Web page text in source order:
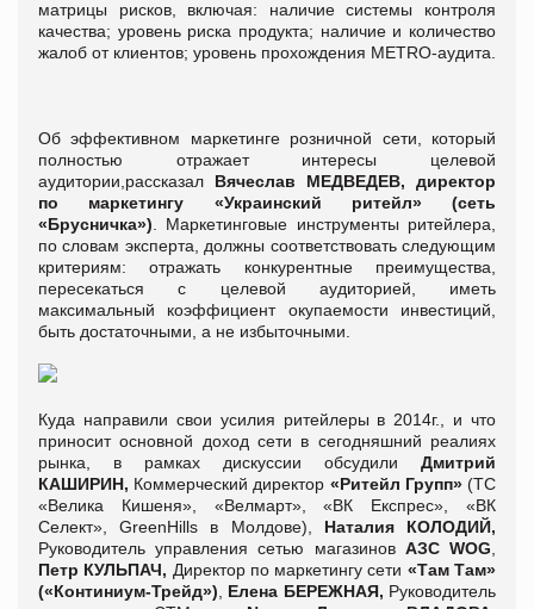
матрицы рисков, включая: наличие системы контроля
качества; уровень риска продукта; наличие и количество
жалоб от клиентов; уровень прохождения METRO-аудита.
Об эффективном маркетинге розничной сети, который
полностью отражает интересы целевой
аудитории,рассказал Вячеслав МЕДВЕДЕВ, директор
по маркетингу «Украинский ритейл» (сеть
«Брусничка») . Маркетинговые инструменты ритейлера,
по словам эксперта, должны соответствовать следующим
критериям: отражать конкурентные преимущества,
пересекаться с целевой аудиторией, иметь
максимальный коэффициент окупаемости инвестиций,
быть достаточными, а не избыточными.
Куда направили свои усилия ритейлеры в 2014г., и что
приносит основной доход сети в сегодняшний реалиях
рынка, в рамках дискуссии обсудили Дмитрий
КАШИРИН, Коммерческий директор «Ритейл Групп»(ТС
«Велика Кишеня», «Велмарт», «ВК Експрес», «ВК
Селект», GreenHills в Молдове),
Наталия КОЛОДИЙ,
Руководитель управления сетью магазинов АЗС WOG
Петр КУЛЬПАЧ, Директор по маркетингу сети «Там Там»
(«Континиум-Трейд»)
Елена БЕРЕЖНАЯ, Руководитель